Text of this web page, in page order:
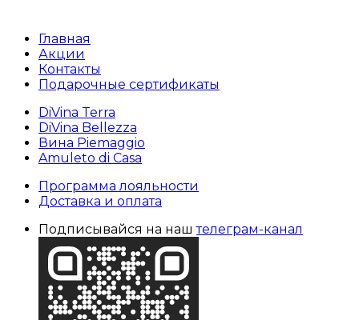
Главная
Акции
Контакты
Подарочные сертификаты
DiVina Terra
DiVina Bellezza
Вина Piemaggio
Amuleto di Casa
Программа лояльности
Доставка и оплата
Подписывайся на наштелеграм-канал